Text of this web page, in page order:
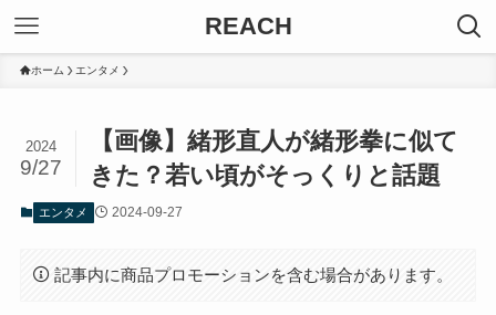
REACH
ホーム エンタメ
【画像】緒形直人が緒形拳に似て
きた？若い頃がそっくりと話題
2024
9/27
エンタメ 2024-09-27
記事内に商品プロモーションを含む場合があります。